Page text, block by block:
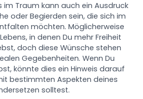
im Traum kann auch ein Ausdruck
oder Begierden sein, die sich im
möchten. Möglicherweise
in denen Du mehr Freiheit
doch diese Wünsche stehen
Gegebenheiten. Wenn Du
könnte dies ein Hinweis darauf
bestimmten Aspekten deines
solltest.